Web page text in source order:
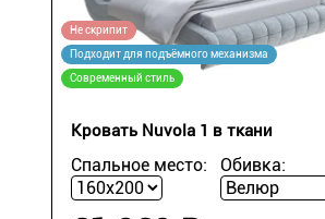
Не скрипит
Подходит для подъёмного механизма
Современный стиль
Кровать Nuvola 1 в ткани
Спальное место: Обивка: